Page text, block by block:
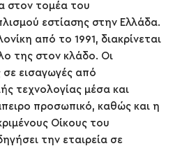
στον τομέα του
εστίασης στην Ελλάδα.
από το 1991, διακρίνεται
της στον κλάδο. Οι
σε εισαγωγές από
τεχνολογίας μέσα και
προσωπικό, καθώς και η
Οίκους του
την εταιρεία σε